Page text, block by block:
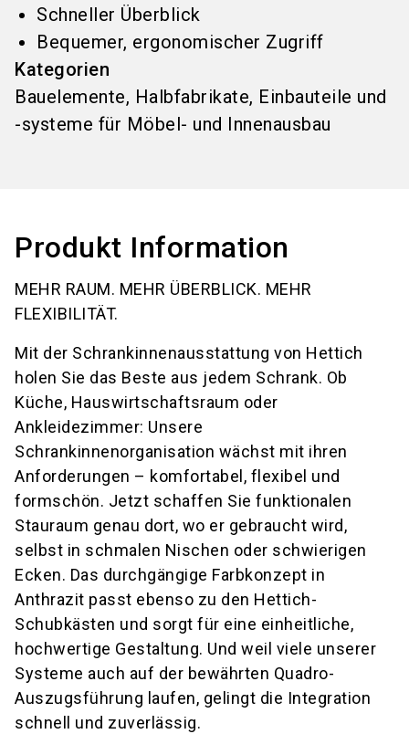
Schneller Überblick
Bequemer, ergonomischer Zugriff
Kategorien
Bauelemente, Halbfabrikate, Einbauteile und
-systeme für Möbel- und Innenausbau
Produkt Information
MEHR RAUM. MEHR ÜBERBLICK. MEHR
FLEXIBILITÄT.
Mit der Schrankinnenausstattung von Hettich
holen Sie das Beste aus jedem Schrank. Ob
Küche, Hauswirtschaftsraum oder
Ankleidezimmer: Unsere
Schrankinnenorganisation wächst mit ihren
Anforderungen – komfortabel, flexibel und
formschön. Jetzt schaffen Sie funktionalen
Stauraum genau dort, wo er gebraucht wird,
selbst in schmalen Nischen oder schwierigen
Ecken. Das durchgängige Farbkonzept in
Anthrazit passt ebenso zu den Hettich-
Schubkästen und sorgt für eine einheitliche,
hochwertige Gestaltung. Und weil viele unserer
Systeme auch auf der bewährten Quadro-
Auszugsführung laufen, gelingt die Integration
schnell und zuverlässig.